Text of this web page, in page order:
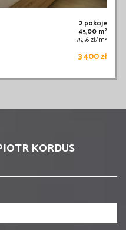
2 pokoje
45,00 m2
75,56 zł/m2
3 400 zł
KORDUS